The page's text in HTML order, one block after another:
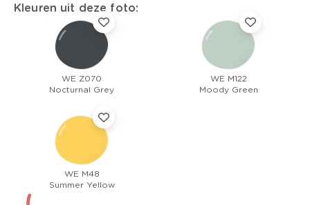
Kleuren uit deze foto:
WE Z070
Nocturnal Grey
WE M122
Moody Green
WE M48
Summer Yellow